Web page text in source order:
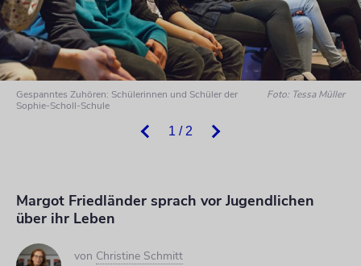
1 / 2
Gespanntes Zuhören: Schülerinnen und Schüler der
Sophie-Scholl-Schule
Foto: Tessa Müller
Margot Friedländer sprach vor Jugendlichen
über ihr Leben
von Christine Schmitt